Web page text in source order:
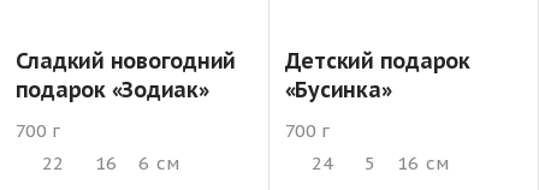
Сладкий новогодний
подарок «Зодиак»
700 г
22
16 6 см
Детский подарок
«Бусинка»
700 г
24
5 16 см